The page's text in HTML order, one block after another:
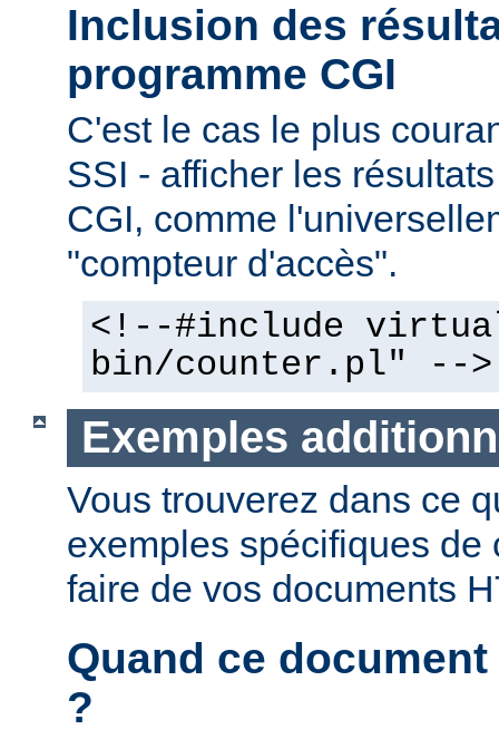
Inclusion des
programme CGI
C'est le cas le plus
SSI - afficher les
CGI, comme
"compteur d'accès".
<!--#include
bin/counter.pl" -->
Exemples
Vous trouverez dans ce
exemples spécifiques de
faire de vos documents
Quand ce
?